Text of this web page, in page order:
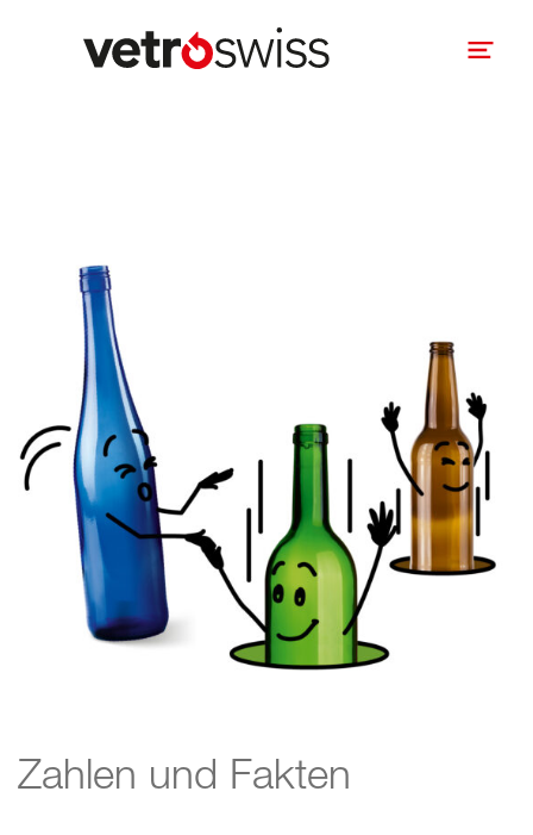
Gesetzliche Grundlagen
Altglassammlung
Sammelstellen
Verwertungswege
Zahlen und Fakten
FAQ
Zahlen und Fakten